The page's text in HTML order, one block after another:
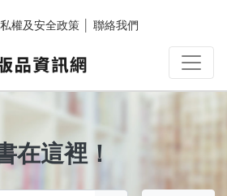
權及安全政策 聯絡我們
在這裡！